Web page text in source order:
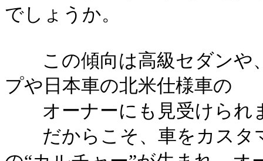
でしょうか。
この傾向は高級セダンや
プや日本車の北米仕様車の
オーナーにも見受けられ
だからこそ、車をカスタ